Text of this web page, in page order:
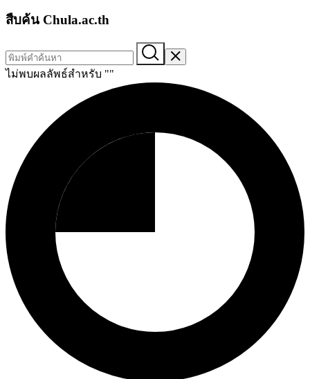
สืบค้น Chula.ac.th
ไม่พบผลลัพธ์สำหรับ ""